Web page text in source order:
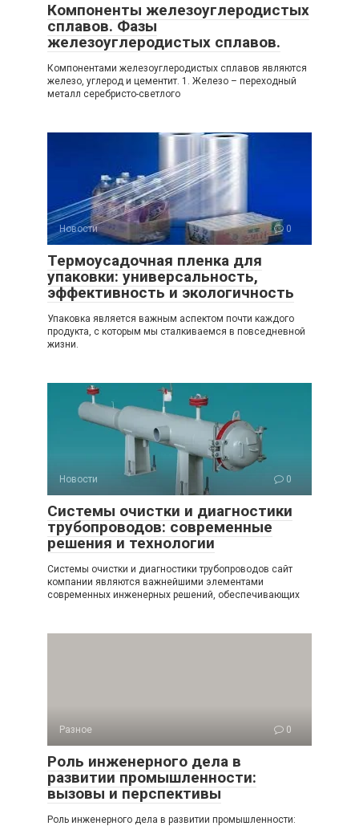
Компоненты железоуглеродистых
сплавов. Фазы
железоуглеродистых сплавов.
Компонентами железоуглеродистых сплавов являются
железо, углерод и цементит. 1. Железо – переходный
металл серебристо-светлого
Новости 0
Термоусадочная пленка для
упаковки: универсальность,
эффективность и экологичность
Упаковка является важным аспектом почти каждого
продукта, с которым мы сталкиваемся в повседневной
жизни.
Новости 0
Системы очистки и диагностики
трубопроводов: современные
решения и технологии
Системы очистки и диагностики трубопроводов сайт
компании являются важнейшими элементами
современных инженерных решений, обеспечивающих
Разное 0
Роль инженерного дела в
развитии промышленности:
вызовы и перспективы
Роль инженерного дела в развитии промышленности: